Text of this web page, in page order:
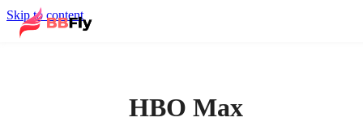
Skip to content
HBO Max